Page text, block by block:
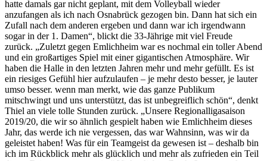
hatte damals gar nicht geplant, mit dem Volleyball wieder
anzufangen als ich nach Osnabrück gezogen bin. Dann hat sich ein
Zufall nach dem anderen ergeben und dann war ich irgendwann
sogar in der 1. Damen“, blickt die 33-Jährige mit viel Freude
zurück. „Zuletzt gegen Emlichheim war es nochmal ein toller Abend
und ein großartiges Spiel mit einer gigantischen Atmosphäre. Wir
haben die Halle in den letzten Jahren mehr und mehr gefüllt. Es ist
ein riesiges Gefühl hier aufzulaufen – je mehr desto besser, je lauter
umso besser. wenn man merkt, wie das ganze Publikum
mitschwingt und uns unterstützt, das ist unbegreiflich schön“, denkt
Thiel an viele tolle Stunden zurück. „Unsere Regionalligasaison
2019/20, die wir so ähnlich gespielt haben wie Emlichheim dieses
Jahr, das werde ich nie vergessen, das war Wahnsinn, was wir da
geleistet haben! Was für ein Teamgeist da gewesen ist – deshalb bin
ich im Rückblick mehr als glücklich und mehr als zufrieden ein Teil